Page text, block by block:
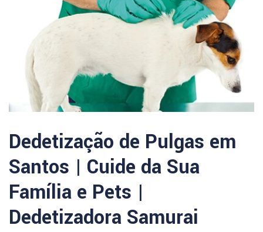
Dedetização de Pulgas em
Santos | Cuide da Sua
Família e Pets |
Dedetizadora Samurai